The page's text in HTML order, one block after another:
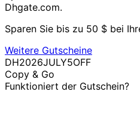
Dhgate.com.
Sparen Sie bis zu 50 $ bei
Weitere Gutscheine
DH2026JULY5OFF
Copy & Go
Funktioniert der Gutschein?